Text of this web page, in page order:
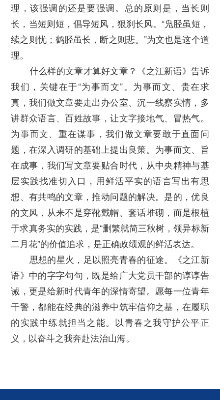
理，该强调的还是要强调。总的原则是，当长则
长，当短则短，倡导短风，狠刹长风。“凫胫虽短，
续之则忧；鹤胫虽长，断之则悲。”为文也是这个道
理。
什么样的文章才算好文章？《之江新语》告诉
我们，关键在于“为事而文”。为事而文、贵在求
真，我们做文章要走出办公室、沉一线察实情，多
讲群众语言、百姓故事，让文字接地气、冒热气。
为事而文、重在谋事，我们做文章要敢于直面问
题，在深入调研的基础上提出良策。为事而文、旨
在成事，我们写文章要贴合时代，从中央精神与基
层实践找准切入口，用鲜活平实的语言写出有思
想、有共鸣的文章，推动问题的解决。是的，优良
的文风，从来不是穿靴戴帽、套话堆砌，而是根植
于求真务实的实践，是“删繁就简三秋树，领异标新
二月花”的价值追求，是正确政绩观的鲜活表达。
思想的星火，足以照亮青春的征途。《之江新
语》中的字字句句，既是给广大党员干部的谆谆告
诫，更是给新时代青年的深情寄望。愿每一位青年
干警，都能在经典的滋养中筑牢信仰之基，在履职
的实践中练就担当之能。以青春之我守护公平正
义，以奋斗之我奔赴法治山海。